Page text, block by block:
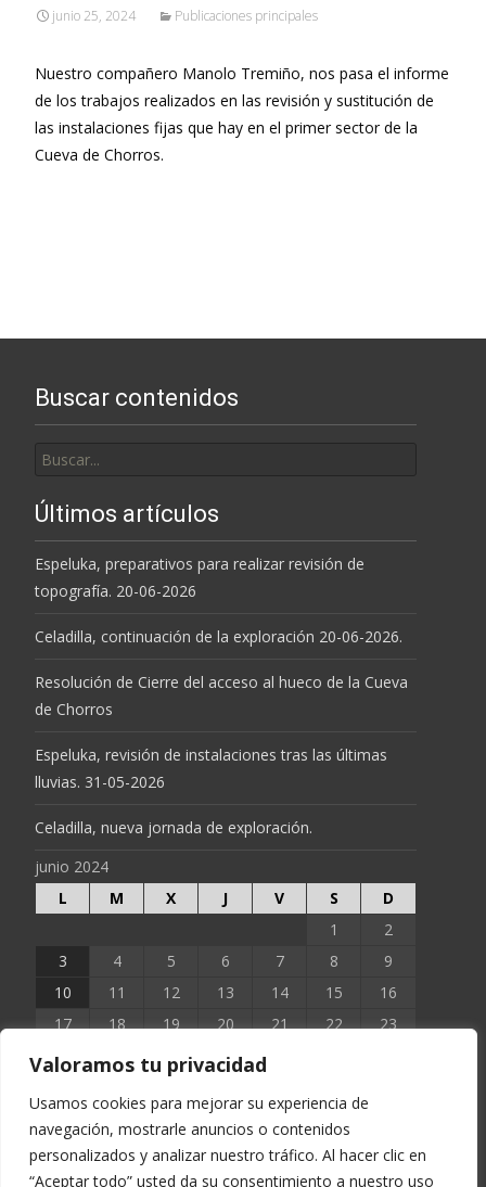
Valoramos tu privacidad
Usamos cookies para mejorar su experiencia de
navegación, mostrarle anuncios o contenidos
personalizados y analizar nuestro tráfico. Al hacer clic en
“Aceptar todo” usted da su consentimiento a nuestro uso
junio 25, 2024 Publicaciones principales
Nuestro compañero Manolo Tremiño, nos pasa el informe
de los trabajos realizados en las revisión y sustitución de
las instalaciones fijas que hay en el primer sector de la
Cueva de Chorros.
Buscar contenidos
por:
Últimos artículos
Espeluka, preparativos para realizar revisión de
topografía. 20-06-2026
Celadilla, continuación de la exploración 20-06-2026.
Resolución de Cierre del acceso al hueco de la Cueva
de Chorros
Espeluka, revisión de instalaciones tras las últimas
lluvias. 31-05-2026
Celadilla, nueva jornada de exploración.
junio 2024
L
M X J V S
D
1
2
3
4 5 6 7 8
9
10
11 12 13 14 15
16
17
18 19 20 21 22
23
24
27
« May
Jul »